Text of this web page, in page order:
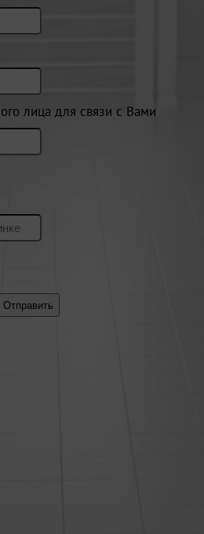
лица для связи с Вами
Отправить